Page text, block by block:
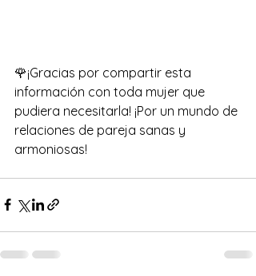
🌹¡Gracias por compartir esta
información con toda mujer que
pudiera necesitarla! ¡Por un mundo de
relaciones de pareja sanas y
armoniosas!